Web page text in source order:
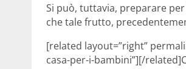
Si può, tuttavia, preparare
che tale frutto,
[related layout=”right”
casa-per-i-bambini”][/